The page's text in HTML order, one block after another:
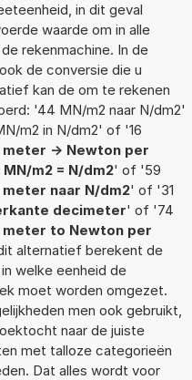
in dit geval
waarde om in alle
rekenmachine. In de
de conversie die u
kan de om te rekenen
'44 MN/m2 naar N/dm2'
m2 in N/dm2' of '16
-> Newton per
MN/m2 = N/dm2' of '59
naar N/dm2' of '31
decimeter' of '74
to Newton per
alternatief berekent de
welke eenheid de
moet worden omgezet.
men ook gebruikt,
naar de juiste
met talloze categorieën
Dat alles wordt voor